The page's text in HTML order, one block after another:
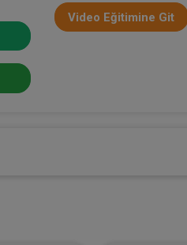
Video Eğitimine Git